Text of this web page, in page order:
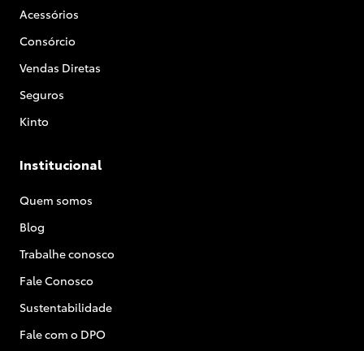
Acessórios
Consórcio
Vendas Diretas
Seguros
Kinto
Institucional
Quem somos
Blog
Trabalhe conosco
Fale Conosco
Sustentabilidade
Fale com o DPO